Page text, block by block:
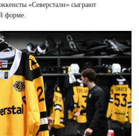
«Северстали» сыграют
форме.